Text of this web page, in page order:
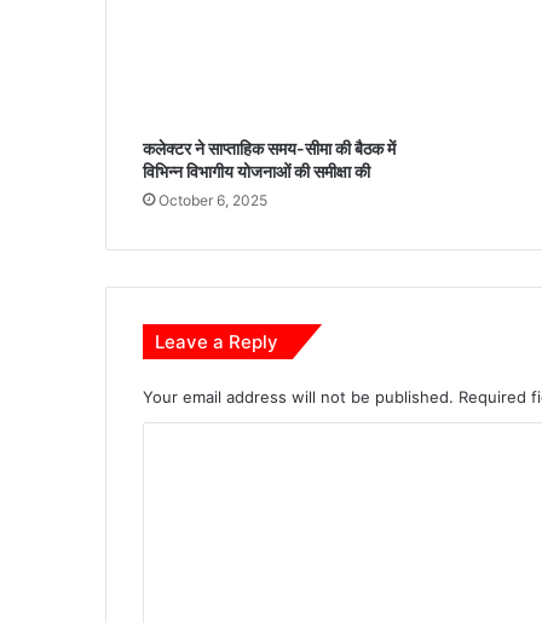
वा
स
औ
पे
ल
स्था
सु
कलेक्टर ने साप्ताहिक समय-सीमा की बैठक में
विभिन्न विभागीय योजनाओं की समीक्षा की
October 6, 2025
Leave a Reply
Your email address will not be published. Required